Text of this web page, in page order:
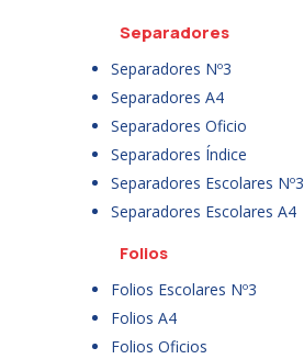
Separadores
Separadores Nº3
Separadores A4
Separadores Oficio
Separadores Índice
Separadores Escolares Nº3
Separadores Escolares A4
Folios
Folios Escolares Nº3
Folios A4
Folios Oficios